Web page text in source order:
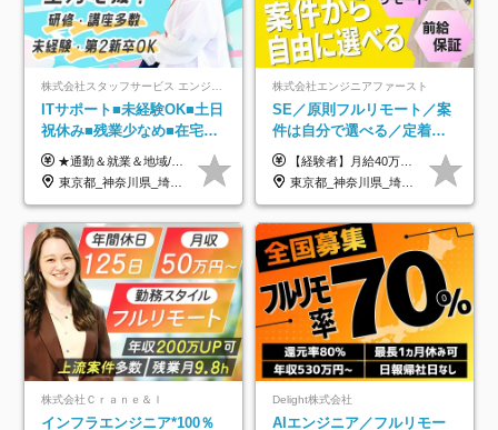
ITサポート■未経験OK■土日
祝休み■残業少なめ■在宅実
績あり■約900種類のスキル
アップ講座あり■全国募集
★通勤＆就業＆地域/住宅＆役職手当あり ★残業代は全額支給 ★選べる給与制度あり！ ■東京・神奈川・千葉・埼玉勤務の場合 月給24.5万円～55万円＋諸手当 （残業代は全額支給） (20,000円の地域/住宅手当込み) ■愛知・京都・大阪・兵庫勤務の場合 月給24万円以上＋諸手当 （残業代は全額支給） (15,000円の地域/住宅手当込み) ■茨城・栃木・群馬・静岡・三重・滋賀・広島・福岡勤務の場合 月給23.5万円以上＋諸手当 （残業代は全額支給） (10,000円の地域/住宅手当込み) ■北海道・宮城・山梨・長野・岐阜・奈良・和歌山・岡山勤務の場合 月給23万円以上＋諸手当 （残業代は全額支給） (5,000円の地域/住宅手当込み) ■その他のエリア勤務の場合 月給22.5万円以上＋諸手当 （残業代は全額支給） ※経験や能力を考慮し、当社規定により優遇します 【昇給：年一回実施】 【選べる給与制度】 ★収入を重視する方に… 「変動型人事制度」の選択も可能（派遣先からの評価に応じて収入アップ！） ※年2回のタイミングで希望者と面談の上決定します。
東京都_神奈川県_埼玉県_千葉県_大阪府_愛知県_北海道_岩手県_宮城県_山形県_福島県_茨城県_栃木県_群馬県_山梨県_長野県_富山県_石川県_静岡県_岐阜県_三重県_兵庫県_京都府_滋賀県_奈良県_広島県_岡山県_山口県_愛媛県_福岡県_熊本県_長崎県
株式会社エンジニアファースト
SE／原則フルリモート／案
件は自分で選べる／定着率
93%／20～30代活躍中！
【経験者】月給40万円～120万円(固定残業代含む)+各種手当 ★前職給与の総収入額を100％保証｜還元率84％〜100％ ★20代の平均年収570万円 ※月給には、みなし残業手当(月30時間／5万8000円以上)を含みます 超過分は別途追加支給 ※固定残業代は、時間外労働の有無に関わらず30時間分を、月5万8000円~15万7000円支給 ※上記を超える時間外労働分は追加で支給 【未経験者】月給21万円以上＋各種手当 固定残業なし(残業代発生分全額支給) ※6ヶ月の試用期間あり（※条件に変動なし） ▼単価連動性×還元率は84％～100％で収入の大幅UPが可能！ ・案件単価が月50万円の場合：年収417万円 ・案件単価が月70万円の場合：年収584万円 ・案件単価が月100万円の場合：年収834万円 ＜モデル年収＞ ▼400万円～500万円(入社初年度) ▼542万円～626万円(入社2年) ▼667万円～700万円(入社3年） ▼709万円～801万円(入社5年）
東京都_神奈川県_埼玉県_千葉県_大阪府_愛知県_北海道_青森県_岩手県_宮城県_秋田県_山形県_福島県_茨城県_栃木県_群馬県_新潟県_山梨県_長野県_富山県_石川県_福井県_静岡県_岐阜県_三重県_兵庫県_京都府_滋賀県_奈良県_和歌山県_広島県_岡山県_鳥取県_島根県_山口県_徳島県_香川県_愛媛県_高知県_福岡県_熊本県_佐賀県_長崎県_大分県_宮崎県_鹿児島県_沖縄県
株式会社Ｃｒａｎｅ＆Ｉ
インフラエンジニア*100％
Delight株式会社
AIエンジニア／フルリモー